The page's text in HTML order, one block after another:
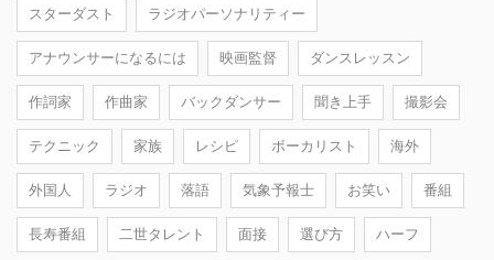
スターダスト ラジオパーソナリティー
アナウンサーになるには 映画監督 ダンスレッスン
作詞家 作曲家 バックダンサー 聞き上手 撮影会
テクニック 家族 レシピ ボーカリスト 海外
外国人 ラジオ 落語 気象予報士 お笑い 番組
長寿番組 二世タレント 面接 選び方 ハーフ